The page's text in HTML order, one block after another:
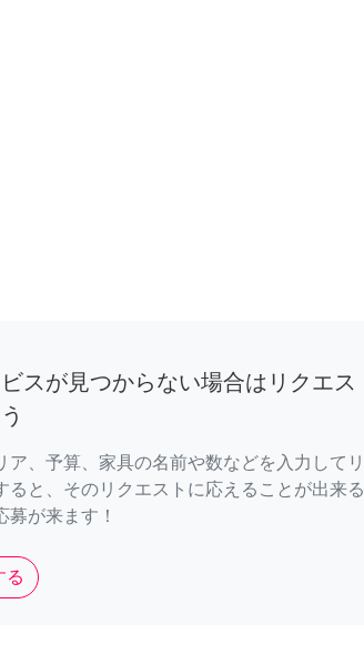
スが見つからない場合はリクエス
ア、予算、家具の名前や数などを入力してリ
ると、そのリクエストに応えることが出来る
募が来ます！
る